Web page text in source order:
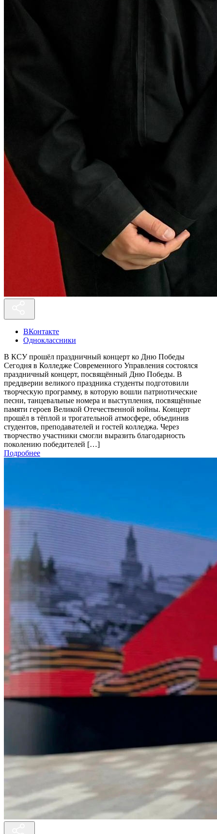
ВКонтакте
Одноклассники
В КСУ прошёл праздничный концерт ко Дню Победы
Сегодня в Колледже Современного Управления состоялся
праздничный концерт, посвящённый Дню Победы. В
преддверии великого праздника студенты подготовили
творческую программу, в которую вошли патриотические
песни, танцевальные номера и выступления, посвящённые
памяти героев Великой Отечественной войны. Концерт
прошёл в тёплой и трогательной атмосфере, объединив
студентов, преподавателей и гостей колледжа. Через
творчество участники смогли выразить благодарность
поколению победителей […]
Подробнее